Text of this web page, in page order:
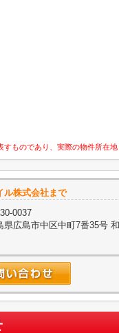
ものであり、実際の物件所在地
ル株式会社まで
0037
県広島市中区中町7番35号